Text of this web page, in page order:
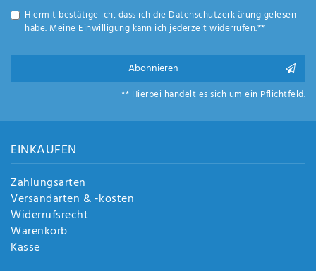
Hiermit bestätige ich, dass ich die Daten­schutz­erklärunggelesen
habe. Meine Einwilligung kann ich jederzeit widerrufen.**
Abonnieren
** Hierbei handelt es sich um ein Pflichtfeld.
EINKAUFEN
Zahlungsarten
Versandarten & -kosten
Widerrufsrecht
Warenkorb
Kasse